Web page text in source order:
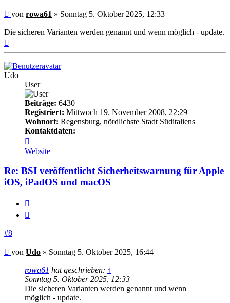
Beitrag
von rowa61 » Sonntag 5. Oktober 2025, 12:33
Die sicheren Varianten werden genannt und wenn möglich - update.
Udo
User
Beiträge: 6430
Registriert: Mittwoch 19. November 2008, 22:29
Wohnort: Regensburg, nördlichste Stadt Süditaliens
Kontaktdaten:
von
Udo
Website
Re: BSI veröffentlicht Sicherheitswarnung für Apple
iOS, iPadOS und macOS
#8
Beitrag
von Udo » Sonntag 5. Oktober 2025, 16:44
rowa61 hat geschrieben: ↑
Sonntag 5. Oktober 2025, 12:33
Die sicheren Varianten werden genannt und wenn
möglich - update.